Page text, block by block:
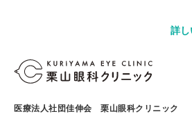
医療法人社団佳伸会 栗山眼科クリニック
詳